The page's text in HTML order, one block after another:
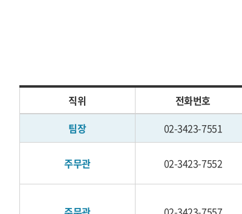
직위 전화번호
팀장
02-3423-7551
주무관 02-3423-7552